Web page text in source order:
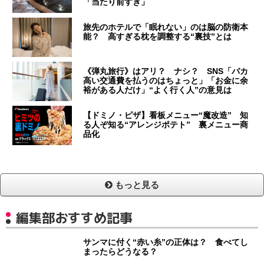
「当たり前すぎ」
旅先のホテルで「眠れない」のは脳の防衛本
能？ 高すぎる枕を調整する“裏技”とは
《弾丸旅行》はアリ？ ナシ？ SNS「バカ
高い交通費を払うのはちょっと」「お金に余
裕がある人だけ」“よく行く人”の意見は
【ドミノ・ピザ】看板メニュー“魔改造” 知
る人ぞ知る“アレンジポテト” 裏メニュー商
品化
もっと見る
編集部おすすめ記事
サンマに付く“赤い糸”の正体は？ 食べてし
まったらどうなる？